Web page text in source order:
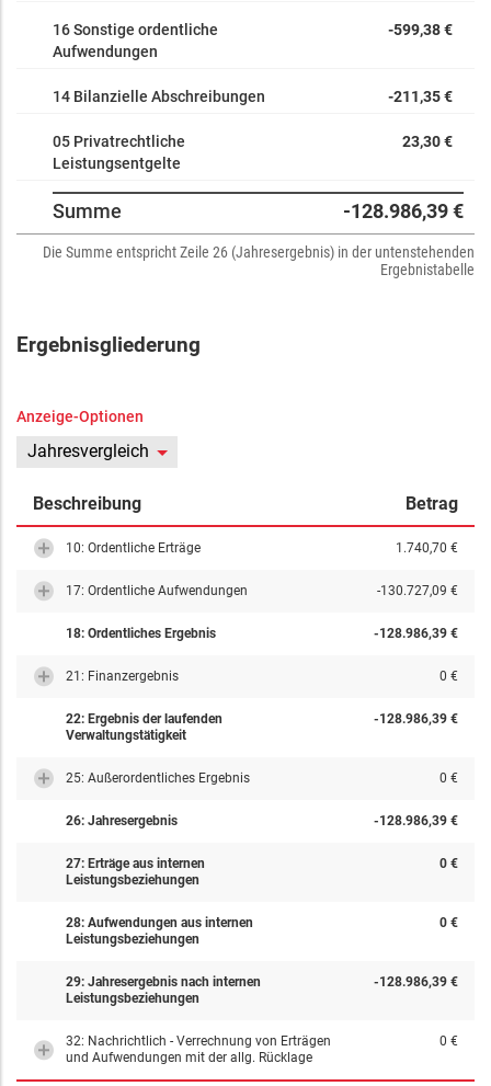
16 Sonstige ordentliche
Aufwendungen
-599,38 €
14 Bilanzielle Abschreibungen -211,35 €
05 Privatrechtliche
Leistungsentgelte
23,30 €
Summe -128.986,39 €
Die Summe entspricht Zeile 26 (Jahresergebnis) in der untenstehenden
Ergebnistabelle
Ergebnisgliederung
Anzeige-Optionen
Jahresvergleich
Beschreibung Betrag
10: Ordentliche Erträge 1.740,70 €
17: Ordentliche Aufwendungen -130.727,09 €
18: Ordentliches Ergebnis -128.986,39 €
21: Finanzergebnis 0 €
22: Ergebnis der laufenden
Verwaltungstätigkeit
-128.986,39 €
25: Außerordentliches Ergebnis 0 €
26: Jahresergebnis -128.986,39 €
27: Erträge aus internen
Leistungsbeziehungen
0 €
28: Aufwendungen aus internen
Leistungsbeziehungen
0 €
29: Jahresergebnis nach internen
Leistungsbeziehungen
-128.986,39 €
32: Nachrichtlich - Verrechnung von Erträgen
und Aufwendungen mit der allg. Rücklage
0 €